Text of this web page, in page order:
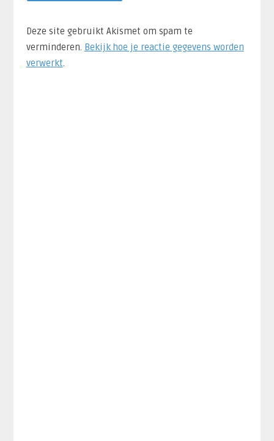
Deze site gebruikt Akismet om spam te
verminderen. Bekijk hoe je reactie gegevens worden
verwerkt.